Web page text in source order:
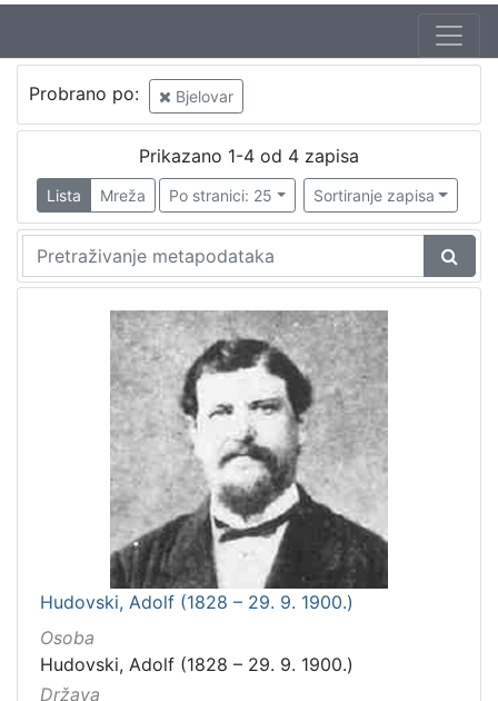
Probrano po: Bjelovar
Prikazano 1-4 od 4 zapisa
Lista Mreža Po stranici: 25 Sortiranje zapisa
Hudovski, Adolf (1828 – 29. 9. 1900.)
Osoba
Hudovski, Adolf (1828 – 29. 9. 1900.)
Država